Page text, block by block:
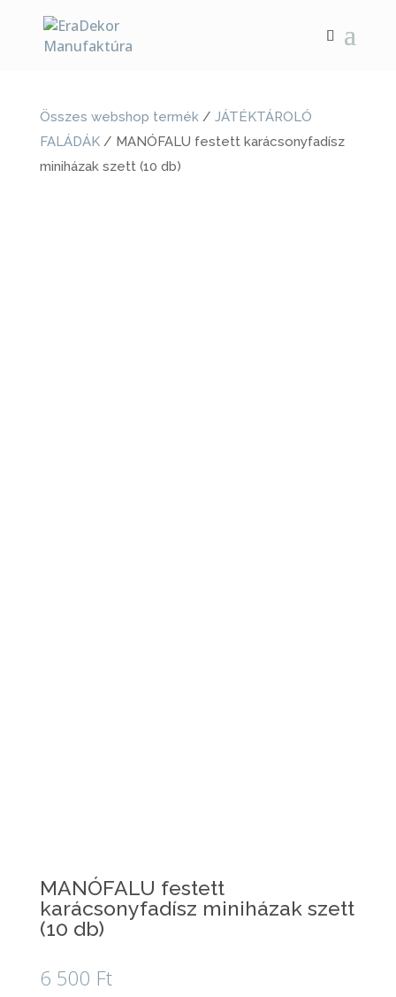
Összes webshop termék/ JÁTÉKTÁROLÓ
FALÁDÁK/ MANÓFALU festett karácsonyfadísz
miniházak szett (10 db)
MANÓFALU festett
karácsonyfadísz miniházak szett
(10 db)
6 500 Ft